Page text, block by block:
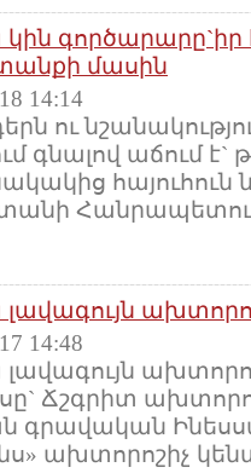
մասին
14:14
ու
գնալով աճում է`
հայուհուն
14:48
Ճշգրիտ
գրավական
ախտորոշիչ